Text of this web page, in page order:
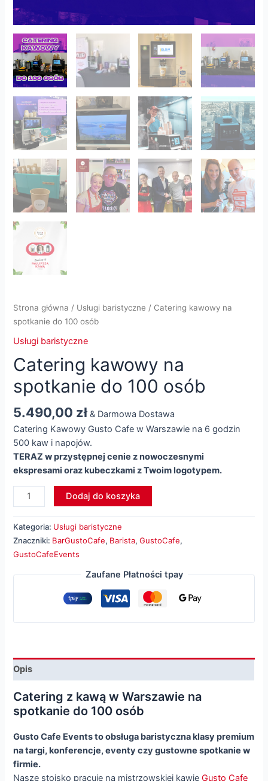
Strona główna / Usługi baristyczne / Catering kawowy na
spotkanie do 100 osób
Usługi baristyczne
Catering kawowy na
spotkanie do 100 osób
5.490,00 zł & Darmowa Dostawa
Catering Kawowy Gusto Cafe w Warszawie na 6 godzin
500 kaw i napojów.
TERAZ w przystępnej cenie z nowoczesnymi
ekspresamioraz kubeczkami z Twoim logotypem.
ilość
Catering
kawowy
na
spotkanie
do
100
Dodaj do koszyka
Kategoria: Usługi baristyczne
Znaczniki: BarGustoCafe, Barista,GustoCafe,
GustoCafeEvents
Zaufane Płatności tpay
Opis
Catering z kawą w Warszawie na
spotkanie do 100 osób
Gusto Cafe Events to obsługa baristyczna klasy premium
na targi, konferencje, eventy czy gustowne spotkanie w
firmie.
Nasze stoisko pracuje na mistrzowskiej kawieGusto Cafe